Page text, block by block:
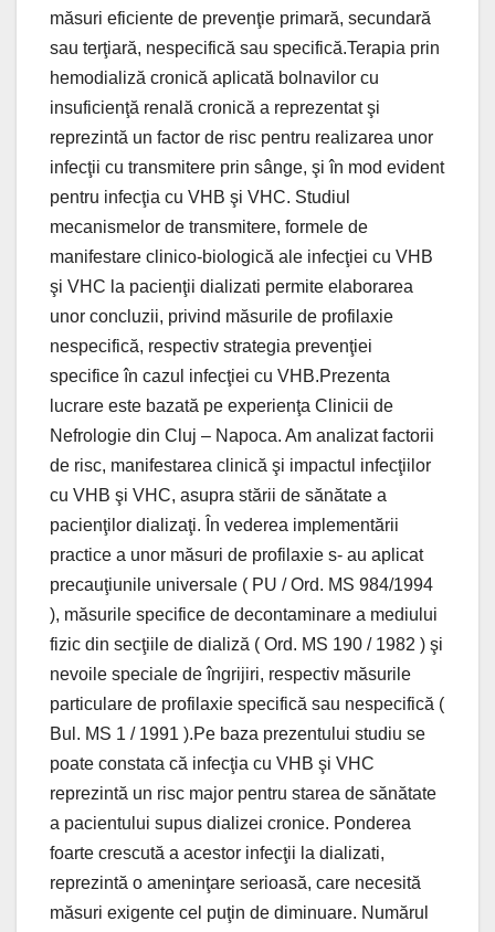
măsuri eficiente de prevenţie primară, secundară
sau terţiară, nespecifică sau specifică.Terapia prin
hemodializă cronică aplicată bolnavilor cu
insuficienţă renală cronică a reprezentat şi
reprezintă un factor de risc pentru realizarea unor
infecţii cu transmitere prin sânge, şi în mod evident
pentru infecţia cu VHB şi VHC. Studiul
mecanismelor de transmitere, formele de
manifestare clinico-biologică ale infecţiei cu VHB
şi VHC la pacienţii dializati permite elaborarea
unor concluzii, privind măsurile de profilaxie
nespecifică, respectiv strategia prevenţiei
specifice în cazul infecţiei cu VHB.Prezenta
lucrare este bazată pe experienţa Clinicii de
Nefrologie din Cluj – Napoca. Am analizat factorii
de risc, manifestarea clinică şi impactul infecţiilor
cu VHB şi VHC, asupra stării de sănătate a
pacienţilor dializaţi. În vederea implementării
practice a unor măsuri de profilaxie s- au aplicat
precauţiunile universale ( PU / Ord. MS 984/1994
), măsurile specifice de decontaminare a mediului
fizic din secţiile de dializă ( Ord. MS 190 / 1982 ) şi
nevoile speciale de îngrijiri, respectiv măsurile
particulare de profilaxie specifică sau nespecifică (
Bul. MS 1 / 1991 ).Pe baza prezentului studiu se
poate constata că infecţia cu VHB şi VHC
reprezintă un risc major pentru starea de sănătate
a pacientului supus dializei cronice. Ponderea
foarte crescută a acestor infecţii la dializati,
reprezintă o ameninţare serioasă, care necesită
măsuri exigente cel puţin de diminuare. Numărul